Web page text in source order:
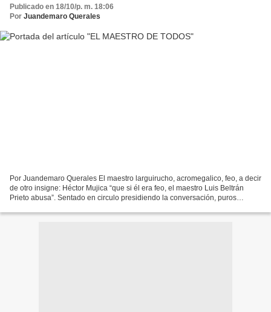
Publicado en 18/10/p. m. 18:06
Por Juandemaro Querales
Por Juandemaro Querales El maestro larguirucho, acromegalico, feo, a decir
de otro insigne: Héctor Mujica “que si él era feo, el maestro Luis Beltrán
Prieto abusa”. Sentado en circulo presidiendo la conversación, puros